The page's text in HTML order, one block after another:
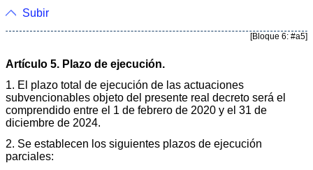
Subir
[Bloque 6: #a5]
Artículo 5. Plazo de ejecución.
1. El plazo total de ejecución de las actuaciones
subvencionables objeto del presente real decreto será el
comprendido entre el 1 de febrero de 2020 y el 31 de
diciembre de 2024.
2. Se establecen los siguientes plazos de ejecución
parciales: